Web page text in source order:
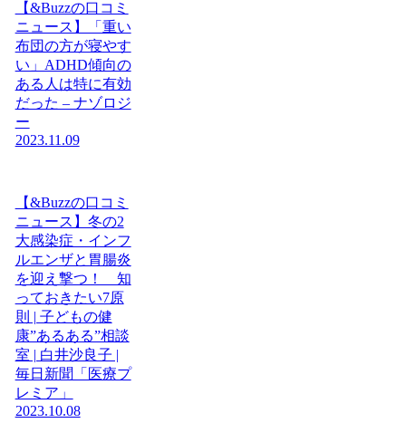
【&Buzzの口コミ
ニュース】「重い
布団の方が寝やす
い」ADHD傾向の
ある人は特に有効
だった – ナゾロジ
ー
2023.11.09
【&Buzzの口コミ
ニュース】冬の2
大感染症・インフ
ルエンザと胃腸炎
を迎え撃つ！ 知
っておきたい7原
則 | 子どもの健
康”あるある”相談
室 | 白井沙良子 |
毎日新聞「医療プ
レミア」
2023.10.08